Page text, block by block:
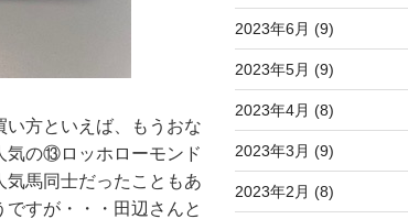
方といえば、もうおな
気の⑬ロッホローモンド
馬同士だったこともあ
すが・・・田辺さんと
2023年6月 (9)
2023年5月 (9)
2023年4月 (8)
2023年3月 (9)
2023年2月 (8)